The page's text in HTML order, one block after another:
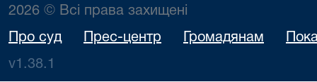
2026 © Всі права захищені
Про суд Прес-центр Громадянам
v1.38.1